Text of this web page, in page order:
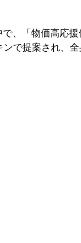
、「物価高応
で提案され、